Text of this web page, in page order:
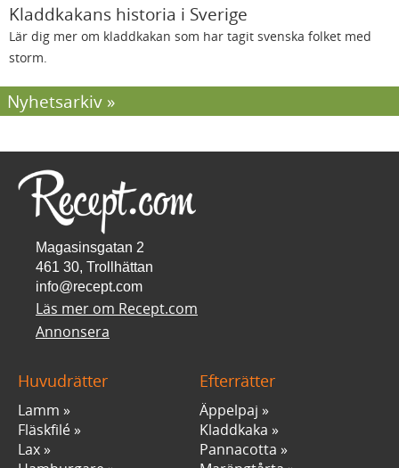
Kladdkakans historia i Sverige
Lär dig mer om kladdkakan som har tagit svenska folket med
storm.
Nyhetsarkiv
Magasinsgatan 2
461 30, Trollhättan
info@recept.com
Läs mer om Recept.com
Annonsera
Huvudrätter
Lamm
Fläskfilé
Lax
Efterrätter
Äppelpaj
Kladdkaka
Pannacotta